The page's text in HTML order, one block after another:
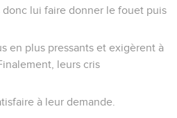
donc lui faire donner le fouet puis
en plus pressants et exigèrent à
leurs cris
à leur demande.